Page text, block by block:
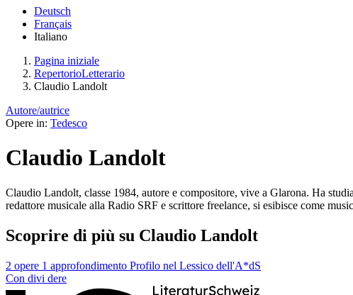
Deutsch
Français
Italiano
Pagina iniziale
RepertorioLetterario
Claudio Landolt
Autore/autrice
Opere in: Tedesco
Claudio Landolt
Claudio Landolt, classe 1984, autore e compositore, vive a Glarona. Ha
redattore musicale alla Radio SRF e scrittore freelance, si esibisce come
Scoprire di più su Claudio Landolt
2 opere 1 approfondimento Profilo nel Lessico dell'A*dS
Con divi dere